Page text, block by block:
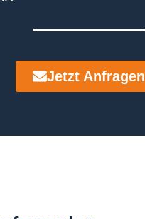
Jetzt Anfragen